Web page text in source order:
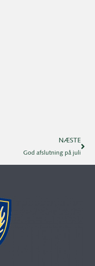
NÆSTE
God afslutning på juli